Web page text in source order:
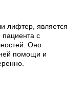
лифтер, является
с
Оно
помощи и